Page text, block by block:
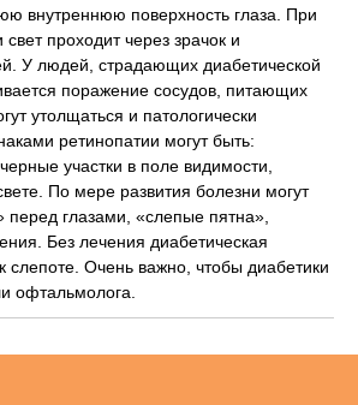
внутреннюю поверхность глаза. При
проходит через зрачок и
У людей, страдающих диабетической
поражение сосудов, питающих
утолщаться и патологически
ретинопатии могут быть:
участки в поле видимости,
По мере развития болезни могут
перед глазами, «слепые пятна»,
Без лечения диабетическая
слепоте. Очень важно, чтобы диабетики
офтальмолога.